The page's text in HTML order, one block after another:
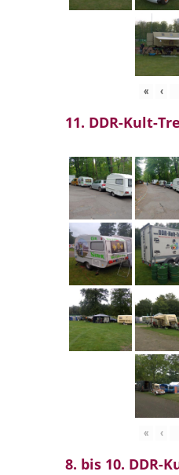
« ‹
11. DDR-Kult-
« ‹
8. bis 10. DDR-